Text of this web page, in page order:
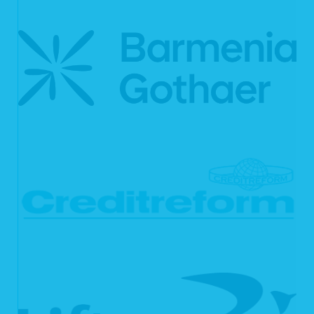
Für die Abwicklung unserer Services nutzen wir darüber hinaus externe
Dienstleister, die wir sorgfältig ausgewählt und schriftlich beauftragt haben. Sie
sind an unsere Weisungen gebunden und werden von uns regelmäßig
kontrolliert. Mit den externen Dienstleistern haben wir erforderlichenfalls
Auftragsverarbeitungsverträge gem. Art. 28 DSGVO geschlossen. Zu den
Dienstleistern gehören solche für IT-Dienstleistungen und Marketing, Kredit- und
Finanzdienstleistungsinstitute, Rechtsanwälte und Steuerberater oder
den jeweils einschlägigen gesetzlichen Aufbewahrungsfristen (z.B. aus dem
Handelsrecht und dem Steuerrecht). Nach Ablauf der jeweiligen Frist werden die
entsprechenden Daten routinemäßig gelöscht. Sofern Daten zur
Vertragserfüllung oder Vertragsanbahnung erforderlich sind oder unsererseits ein
berechtigtes Interesse an der Weiterspeicherung besteht, werden die Daten
gelöscht, wenn sie zu diesen Zwecken nicht mehr erforderlich sind oder Sie von
Auf unseren Webseiten setzen wir Cookies ein. Cookies werden auf Ihrem
Rechner gespeichert und von diesem an unsere Webseiten übermittelt. Ein
Cookie enthält eine charakteristische Zeichenfolge, die eine eindeutige
Identifizierung Deines Webbrowsers beim erneuten Aufrufen unserer Webseite